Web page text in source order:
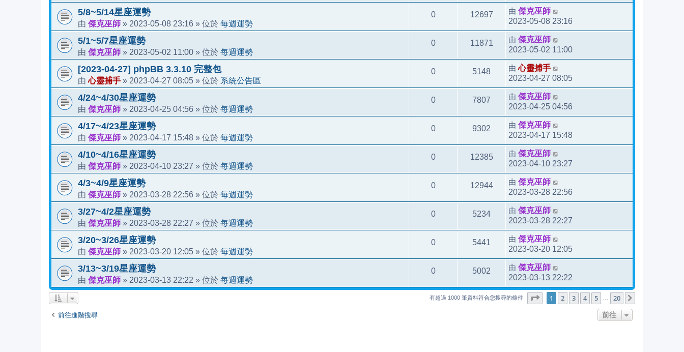
5/8~5/14星座運勢
由 傑克巫師 » 2023-05-08 23:16 » 位於 每週運勢
0 12697 由 傑克巫師
2023-05-08 23:16
5/1~5/7星座運勢
由 傑克巫師 » 2023-05-02 11:00 » 位於 每週運勢
0 11871 由 傑克巫師
2023-05-02 11:00
[2023-04-27] phpBB 3.3.10 完整包
由心靈捕手 » 2023-04-27 08:05 » 位於 系統公告區
0 5148 由心靈捕手
2023-04-27 08:05
4/24~4/30星座運勢
由 傑克巫師 » 2023-04-25 04:56 » 位於 每週運勢
0 7807 由 傑克巫師
2023-04-25 04:56
4/17~4/23星座運勢
由 傑克巫師 » 2023-04-17 15:48 » 位於 每週運勢
0 9302 由 傑克巫師
2023-04-17 15:48
4/10~4/16星座運勢
由 傑克巫師 » 2023-04-10 23:27 » 位於 每週運勢
0 12385 由 傑克巫師
2023-04-10 23:27
4/3~4/9星座運勢
由 傑克巫師 » 2023-03-28 22:56 » 位於 每週運勢
0 12944 由 傑克巫師
2023-03-28 22:56
3/27~4/2星座運勢
由 傑克巫師 » 2023-03-28 22:27 » 位於 每週運勢
0 5234 由 傑克巫師
2023-03-28 22:27
3/20~3/26星座運勢
由 傑克巫師 » 2023-03-20 12:05 » 位於 每週運勢
0 5441 由 傑克巫師
2023-03-20 12:05
3/13~3/19星座運勢
由 傑克巫師 » 2023-03-13 22:22 » 位於 每週運勢
0 5002 由 傑克巫師
2023-03-13 22:22
有超過 1000 筆資料符合您搜尋的條件 1 頁 (共 20頁)
1 2 3 4 5 20
前往進階搜尋 前往